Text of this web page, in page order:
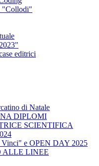
"Collodi"
editrici
di Natale
DIPLOMI
SCIENTIFICA
Vinci" e OPEN DAY 2025
ALLE LINEE